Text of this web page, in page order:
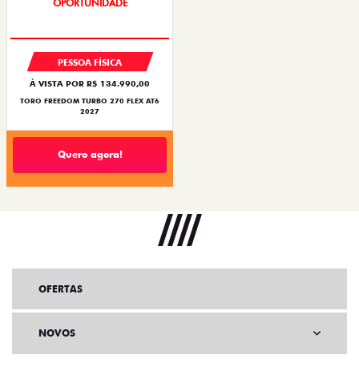
SUPERVALORIZAÇÃO DO USADO
PESSOA FÍSICA
À VISTA POR R$ 134.990,00
TORO FREEDOM TURBO 270 FLEX AT6
2027
Quero agora!
OFERTAS
NOVOS